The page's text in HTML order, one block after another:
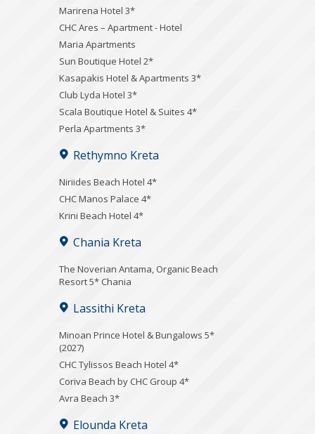
Marirena Hotel 3*
CHC Ares – Apartment - Hotel
Maria Apartments
Sun Boutique Hotel 2*
Kasapakis Hotel & Apartments 3*
Club Lyda Hotel 3*
Scala Boutique Hotel & Suites 4*
Perla Apartments 3*
Rethymno Kreta
Niriides Beach Hotel 4*
CHC Manos Palace 4*
Krini Beach Hotel 4*
Chania Kreta
Τhe Noverian Antama, Organic Beach
Resort 5* Chania
Lassithi Kreta
Minoan Prince Hotel & Bungalows 5*
(2027)
CHC Tylissos Beach Hotel 4*
Coriva Beach by CHC Group 4*
Avra Beach 3*
Elounda Kreta